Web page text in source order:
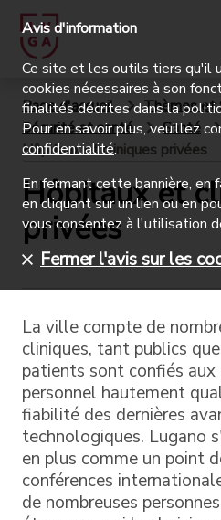
Page d'accueil
Thèmes et
Sécurité et santé
Santé
Hôpitaux et cliniques privées
Hôpitaux et
privées
La ville compte de
cliniques, tant publics
patients sont confiés aux
personnel hautement
fiabilité des dernières
technologiques. Lugano
en plus comme un point
conférences
de nombreuses
Avis d'information
Ce site et les outils tiers qu'il
cookies nécessaires à son
finalités décrites dans la
Pour en savoir plus, veuillez
confidentialité.
En fermant cette bannière,
en cliquant sur un lien ou en
vous consentez à l'utilisation
Fermer l'avis sur les